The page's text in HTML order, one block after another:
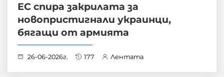
ЕС спира закрилата за
новопристигнали украинци,
бягащи от армията
26-06-2026г. 177 Лентата